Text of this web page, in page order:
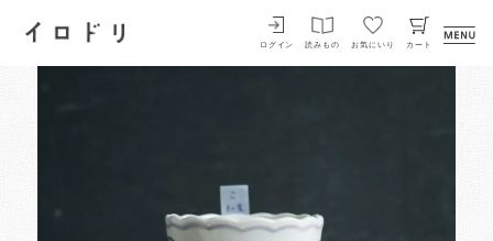
イロドリ
ログイン 読みもの お気にいり カート